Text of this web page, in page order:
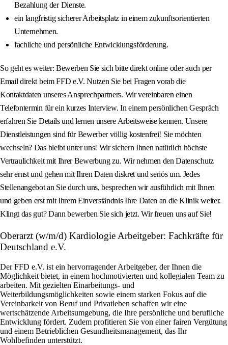
Bezahlung der Dienste.
ein langfristig sicherer Arbeitsplatz in einem zukunftsorientierten
Unternehmen.
fachliche und persönliche Entwicklungsförderung.
So geht es weiter: Bewerben Sie sich bitte direkt online oder auch per
Email direkt beim FFD e.V. Nutzen Sie bei Fragen vorab die
Kontaktdaten unseres Ansprechpartners. Wir vereinbaren einen
Telefontermin für ein kurzes Interview. In einem persönlichen Gespräch
erfahren Sie Details und lernen unsere Arbeitsweise kennen. Unsere
Dienstleistungen sind für Bewerber völlig kostenfrei! Sie möchten
wechseln? Das bleibt unter uns! Wir sichern Ihnen natürlich höchste
Vertraulichkeit mit Ihrer Bewerbung zu. Wir nehmen den Datenschutz
sehr ernst und gehen mit Ihren Daten diskret und seriös um. Jedes
Stellenangebot an Sie durch uns, besprechen wir ausführlich mit Ihnen
und geben erst mit Ihrem Einverständnis Ihre Daten an die Klinik weiter.
Klingt das gut? Dann bewerben Sie sich jetzt. Wir freuen uns auf Sie!
Oberarzt (w/m/d) Kardiologie Arbeitgeber: Fachkräfte für
Deutschland e.V.
Der FFD e.V. ist ein hervorragender Arbeitgeber, der Ihnen die
Möglichkeit bietet, in einem hochmotivierten und kollegialen Team zu
arbeiten. Mit gezielten Einarbeitungs- und
Weiterbildungsmöglichkeiten sowie einem starken Fokus auf die
Vereinbarkeit von Beruf und Privatleben schaffen wir eine
wertschätzende Arbeitsumgebung, die Ihre persönliche und berufliche
Entwicklung fördert. Zudem profitieren Sie von einer fairen Vergütung
und einem Betrieblichen Gesundheitsmanagement, das Ihr
Wohlbefinden unterstützt.